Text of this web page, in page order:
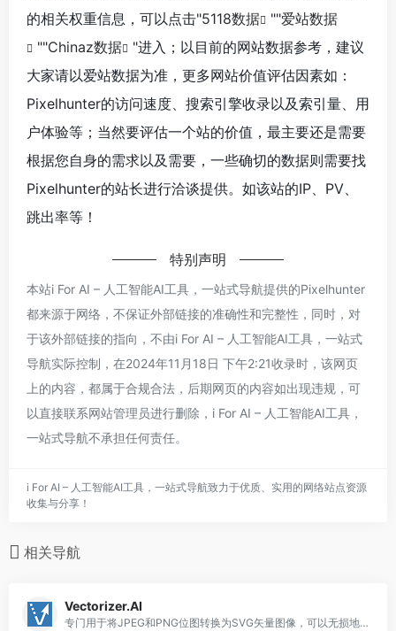
的相关权重信息，可以点击"5118数据 ""爱站数据
""Chinaz数据
"进入；以目前的网站数据参考，建议
大家请以爱站数据为准，更多网站价值评估因素如：
Pixelhunter的访问速度、搜索引擎收录以及索引量、用
户体验等；当然要评估一个站的价值，最主要还是需要
根据您自身的需求以及需要，一些确切的数据则需要找
Pixelhunter的站长进行洽谈提供。如该站的IP、PV、
跳出率等！
特别声明
本站i For AI – 人工智能AI工具，一站式导航提供的Pixelhunter
都来源于网络，不保证外部链接的准确性和完整性，同时，对
于该外部链接的指向，不由i For AI – 人工智能AI工具，一站式
导航实际控制，在2024年11月18日 下午2:21收录时，该网页
上的内容，都属于合规合法，后期网页的内容如出现违规，可
以直接联系网站管理员进行删除，i For AI – 人工智能AI工具，
一站式导航不承担任何责任。
i For AI – 人工智能AI工具，一站式导航致力于优质、实用的网络站点资源
收集与分享！
相关导航
Vectorizer.AI
专门用于将JPEG和PNG位图转换为SVG矢量图像，可以无损地缩放到任何分辨率